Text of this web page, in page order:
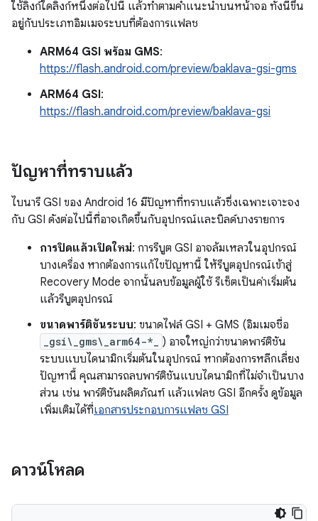
ใช้ลิงก์ใดลิงก์หนึ่งต่อไปนี้ แล้วทำตามคำแนะนำบนหน้าจอ ทั้งนี้ขึ้น
อยู่กับประเภทอิมเมจระบบที่ต้องการแฟลช
ARM64 GSI พร้อม GMS:
https://flash.android.com/preview/baklava-gsi-gms
ARM64 GSI:
https://flash.android.com/preview/baklava-gsi
ปัญหาที่ทราบแล้ว
ไบนารี GSI ของ Android 16 มีปัญหาที่ทราบแล้วซึ่งเฉพาะเจาะจง
กับ GSI ดังต่อไปนี้ที่อาจเกิดขึ้นกับอุปกรณ์และบิลด์บางรายการ
การปิดแล้วเปิดใหม่: การรีบูต GSI อาจล้มเหลวในอุปกรณ์
บางเครื่อง หากต้องการแก้ไขปัญหานี้ ให้รีบูตอุปกรณ์เข้าสู่
Recovery Mode จากนั้นลบข้อมูลผู้ใช้ รีเซ็ตเป็นค่าเริ่มต้น
แล้วรีบูตอุปกรณ์
ขนาดพาร์ติชันระบบ: ขนาดไฟล์ GSI + GMS (อิมเมจชื่อ
_gsi\_gms\_arm64-*_
) อาจใหญ่กว่าขนาดพาร์ติชัน
ระบบแบบไดนามิกเริ่มต้นในอุปกรณ์ หากต้องการหลีกเลี่ยง
ปัญหานี้ คุณสามารถลบพาร์ติชันแบบไดนามิกที่ไม่จำเป็นบาง
ส่วน เช่น พาร์ติชันผลิตภัณฑ์ แล้วแฟลช GSI อีกครั้ง ดูข้อมูล
เพิ่มเติมได้ที่เอกสารประกอบการแฟลช GSI
ดาวน์โหลด